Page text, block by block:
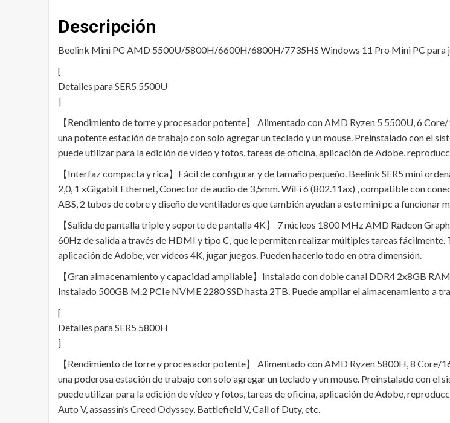
Descripción
Beelink Mini PC AMD 5500U/5800H/6600H/6800H/7735HS Windows 11 Pro Mini PC para
[
Detalles para SER5 5500U
]
【Rendimiento de torre y procesador potente】 Alimentado con AMD Ryzen 5 5500U, 6
una potente estación de trabajo con solo agregar un teclado y un mouse. Preinstalado con el
puede utilizar para la edición de vídeo y fotos, tareas de oficina, aplicación de Adobe,
【Interfaz compacta y rica】Fácil de configurar y de tamaño pequeño. Beelink SER5 mini
2,0, 1 xGigabit Ethernet, Conector de audio de 3,5mm. WiFi 6 (802.11ax) , compatible con
ABS, 2 tubos de cobre y diseño de ventiladores que también ayudan a este mini pc a funcionar
【Salida de pantalla triple y soporte de pantalla 4K】 7 núcleos 1800 MHz AMD Radeon
60Hz de salida a través de HDMI y tipo C, que le permiten realizar múltiples tareas
aplicación de Adobe, ver videos 4K, jugar juegos. Pueden hacerlo todo en otra dimensión.
【Gran almacenamiento y capacidad ampliable】Instalado con doble canal DDR4 2x8GB
Instalado 500GB M.2 PCIe NVME 2280 SSD hasta 2TB. Puede ampliar el almacenamiento a
[
Detalles para SER5 5800H
]
【Rendimiento de torre y procesador potente】 Alimentado con AMD Ryzen 5800H, 8 Core/
una poderosa estación de trabajo con solo agregar un teclado y un mouse. Preinstalado con el
puede utilizar para la edición de vídeo y fotos, tareas de oficina, aplicación de Adobe,
Auto V, assassin’s Creed Odyssey, Battlefield V, Call of Duty, etc.